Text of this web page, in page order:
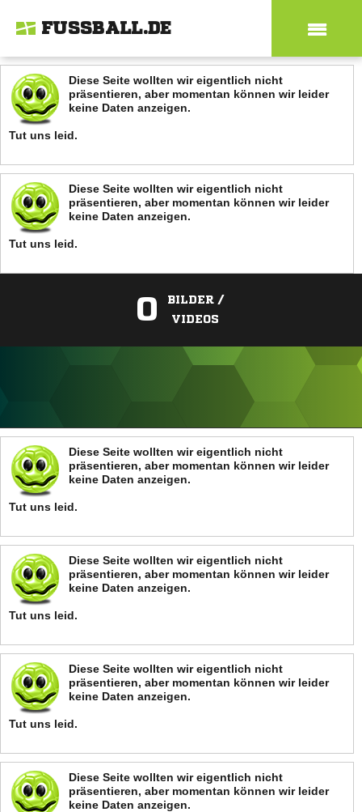
FUSSBALL.DE
Diese Seite wollten wir eigentlich nicht
präsentieren, aber momentan können wir leider
keine Daten anzeigen.
Tut uns leid.
Diese Seite wollten wir eigentlich nicht
präsentieren, aber momentan können wir leider
keine Daten anzeigen.
Tut uns leid.
0
BILDER /
VIDEOS
ANZEIGE
Diese Seite wollten wir eigentlich nicht
präsentieren, aber momentan können wir leider
keine Daten anzeigen.
Tut uns leid.
Diese Seite wollten wir eigentlich nicht
präsentieren, aber momentan können wir leider
keine Daten anzeigen.
Tut uns leid.
Diese Seite wollten wir eigentlich nicht
präsentieren, aber momentan können wir leider
keine Daten anzeigen.
Tut uns leid.
Diese Seite wollten wir eigentlich nicht
präsentieren, aber momentan können wir leider
keine Daten anzeigen.